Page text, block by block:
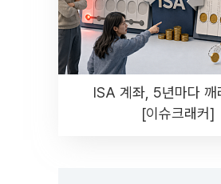
ISA 계좌, 5년마다 깨
[이슈크래커]